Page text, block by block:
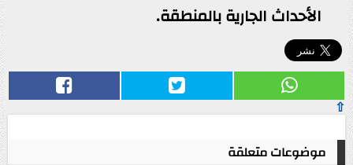
الأحداث الجارية بالمنطقة.
⇧
موضوعات متعلقة